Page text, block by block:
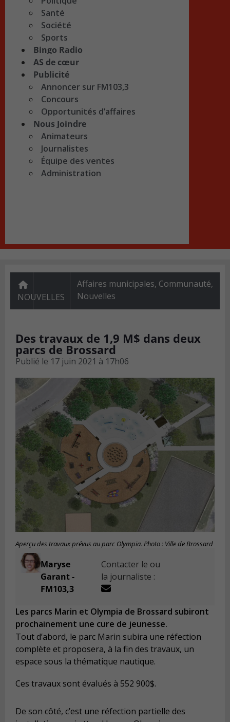
Santé
Société
Sports
Bingo Radio
AS de cœur
Publicité
Annoncer sur FM103,3
Concours
Opportunités d’affaires
Nous Joindre
Animateurs
Journalistes
Équipe des ventes
Administration
NOUVELLES
Affaires municipales, Communauté,
Nouvelles
Des travaux de 1,9 M$ dans deux
parcs de Brossard
Publié le 17 juin 2021 à 17h06
Aperçu des travaux prévus au parc Olympia. Photo : Ville de Brossard
Maryse
Garant -
FM103,3
Contacter le ou
la journaliste :
Les parcs Marin et Olympia de Brossard subiront
prochainement une cure de jeunesse.
Tout d’abord, le parc Marin subira une réfection
complète et proposera, à la fin des travaux, un
espace sous la thématique nautique.
Ces travaux sont évalués à 552 900$.
De son côté, c’est une réfection partielle des